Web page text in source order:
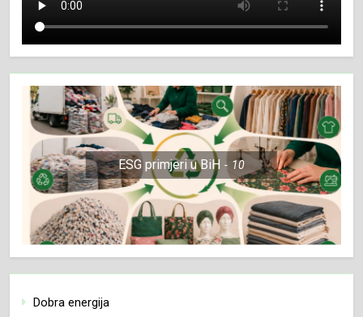
ESG primjeri u BiH 10
Dobra energija